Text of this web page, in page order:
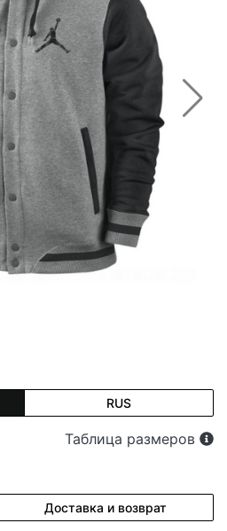
RUS
Таблица размеров
Доставка и возврат